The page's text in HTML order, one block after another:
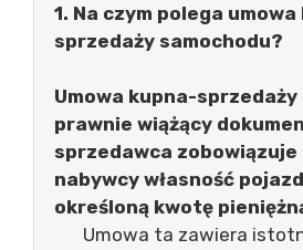
1. Na czym polega
sprzedaży samochodu?
Umowa kupna-
prawnie wiążący
sprzedawca
nabywcy własność
określoną kwotę
Umowa ta zawiera